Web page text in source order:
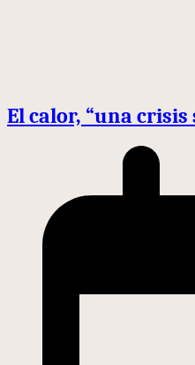
El calor, “una